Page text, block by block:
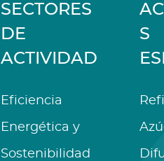
SECTORES
DE
ACTIVIDAD
Eficiencia
Energética y
Sostenibilidad
S